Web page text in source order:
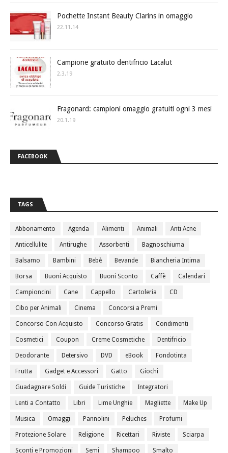
Pochette Instant Beauty Clarins in omaggio
22.11.14
Campione gratuito dentifricio Lacalut
2.3.19
Fragonard: campioni omaggio gratuiti ogni 3 mesi
20.1.19
FACEBOOK
TAGS
Abbonamento Agenda Alimenti Animali Anti Acne
Anticellulite Antirughe Assorbenti Bagnoschiuma
Balsamo Bambini Bebè Bevande Biancheria Intima
Borsa Buoni Acquisto Buoni Sconto Caffè Calendari
Campioncini Cane Cappello Cartoleria CD
Cibo per Animali Cinema Concorsi a Premi
Concorso Con Acquisto Concorso Gratis Condimenti
Cosmetici Coupon Creme Cosmetiche Dentifricio
Deodorante Detersivo DVD eBook Fondotinta
Frutta Gadget e Accessori Gatto Giochi
Guadagnare Soldi Guide Turistiche Integratori
Lenti a Contatto Libri Lime Unghie Magliette Make Up
Musica Omaggi Pannolini Peluches Profumi
Protezione Solare Religione Ricettari Riviste Sciarpa
Sconti e Promozioni Semi Shampoo Smalto